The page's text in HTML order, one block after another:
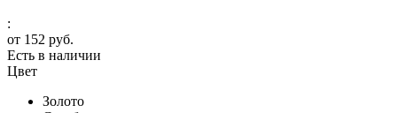
:
от 152 руб.
Есть в наличии
Цвет
Золото